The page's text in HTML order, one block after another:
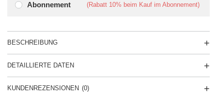
Abonnement (Rabatt 10% beim Kauf im Abonnement)
BESCHREIBUNG
DETAILLIERTE DATEN
KUNDENREZENSIONEN (0)